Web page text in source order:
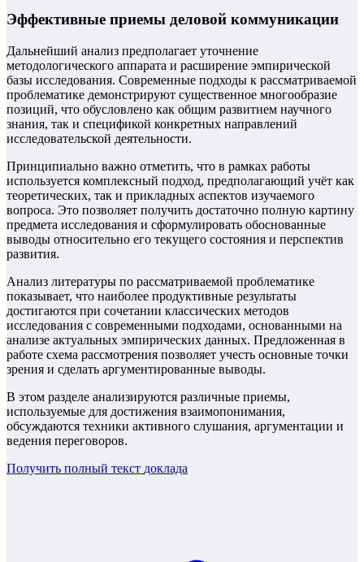
Эффективные приемы деловой коммуникации
Дальнейший анализ предполагает уточнение
методологического аппарата и расширение эмпирической
базы исследования. Современные подходы к рассматриваемой
проблематике демонстрируют существенное многообразие
позиций, что обусловлено как общим развитием научного
знания, так и спецификой конкретных направлений
исследовательской деятельности.
Принципиально важно отметить, что в рамках работы
используется комплексный подход, предполагающий учёт как
теоретических, так и прикладных аспектов изучаемого
вопроса. Это позволяет получить достаточно полную картину
предмета исследования и сформулировать обоснованные
выводы относительно его текущего состояния и перспектив
развития.
Анализ литературы по рассматриваемой проблематике
показывает, что наиболее продуктивные результаты
достигаются при сочетании классических методов
исследования с современными подходами, основанными на
анализе актуальных эмпирических данных. Предложенная в
работе схема рассмотрения позволяет учесть основные точки
зрения и сделать аргументированные выводы.
В этом разделе анализируются различные приемы,
используемые для достижения взаимопонимания,
обсуждаются техники активного слушания, аргументации и
ведения переговоров.
Получить полный текст доклада